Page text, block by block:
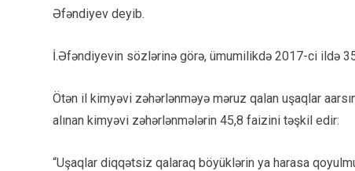
Əfəndiyev deyib.
İ.Əfəndiyevin sözlərinə görə, ümumilikdə 2017-ci ildə
Ötən il kimyəvi zəhərlənməyə məruz qalan uşaqlar
alınan kimyəvi zəhərlənmələrin 45,8 faizini təşkil edir:
“Uşaqlar diqqətsiz qalaraq böyüklərin ya harasa